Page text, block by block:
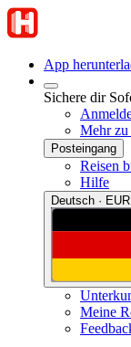
App
Sichere dir
Mehr zu
Posteingang
Reisen
Hilfe
Deutsch ·
Meine